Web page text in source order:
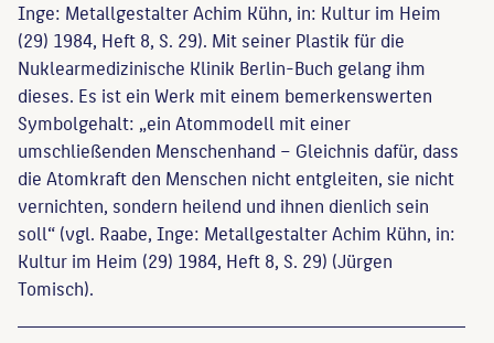
Inge: Metallgestalter Achim Kühn, in: Kultur im Heim
(29) 1984, Heft 8, S. 29). Mit seiner Plastik für die
Nuklearmedizinische Klinik Berlin-Buch gelang ihm
dieses. Es ist ein Werk mit einem bemerkenswerten
Symbolgehalt: „ein Atommodell mit einer
umschließenden Menschenhand – Gleichnis dafür, dass
die Atomkraft den Menschen nicht entgleiten, sie nicht
vernichten, sondern heilend und ihnen dienlich sein
soll“ (vgl. Raabe, Inge: Metallgestalter Achim Kühn, in:
Kultur im Heim (29) 1984, Heft 8, S. 29) (Jürgen
Tomisch).